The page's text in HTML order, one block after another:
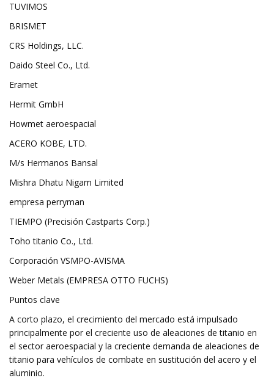
TUVIMOS
BRISMET
CRS Holdings, LLC.
Daido Steel Co., Ltd.
Eramet
Hermit GmbH
Howmet aeroespacial
ACERO KOBE, LTD.
M/s Hermanos Bansal
Mishra Dhatu Nigam Limited
empresa perryman
TIEMPO (Precisión Castparts Corp.)
Toho titanio Co., Ltd.
Corporación VSMPO-AVISMA
Weber Metals (EMPRESA OTTO FUCHS)
Puntos clave
A corto plazo, el crecimiento del mercado está impulsado
principalmente por el creciente uso de aleaciones de titanio en
el sector aeroespacial y la creciente demanda de aleaciones de
titanio para vehículos de combate en sustitución del acero y el
aluminio.